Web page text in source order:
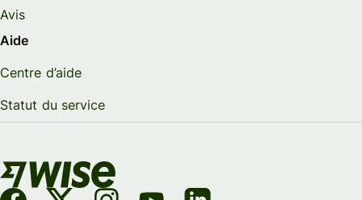
Avis
Aide
Centre d’aide
Statut du service